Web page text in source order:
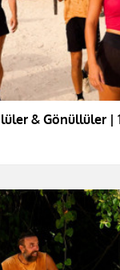
& Gönüllüler |